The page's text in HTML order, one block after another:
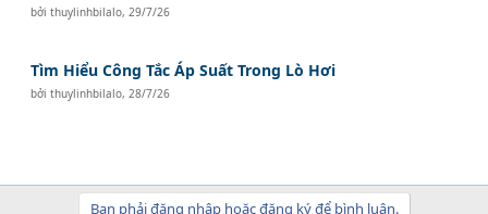
bởithuylinhbilalo, 29/7/26
Tìm Hiểu Công Tắc Áp Suất Trong Lò Hơi
bởithuylinhbilalo, 28/7/26
Bạn phải đăng nhập hoặc đăng ký để bình luận.